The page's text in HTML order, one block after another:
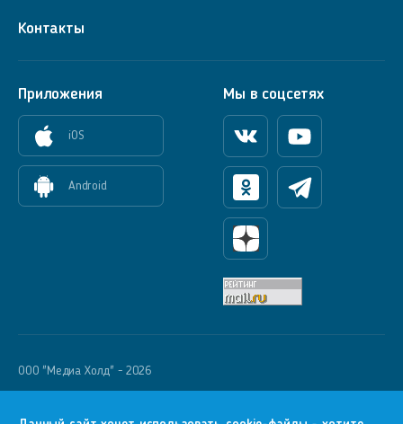
Контакты
Приложения
iOS
Android
Мы в соцсетях
ВконтактеYoutube
ОдноклассникиТелеграм
Яндекс Дзен
OOO "Медиа Холд" - 2026